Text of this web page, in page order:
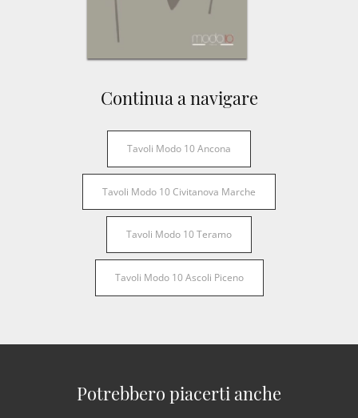
Continua a navigare
Tavoli Modo 10 Ancona
Tavoli Modo 10 Civitanova Marche
Tavoli Modo 10 Teramo
Tavoli Modo 10 Ascoli Piceno
Potrebbero piacerti anche